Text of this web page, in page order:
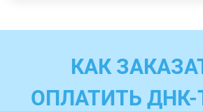
КАК
ОПЛАТИТЬ ДНК-